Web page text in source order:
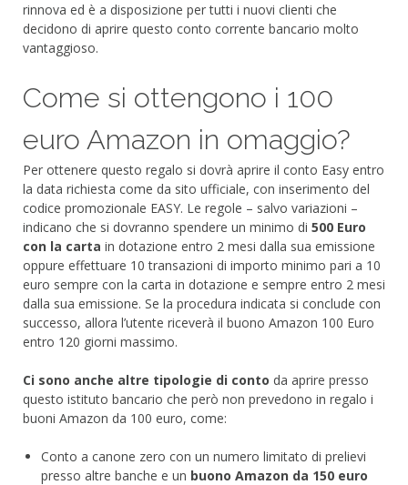
rinnova ed è a disposizione per tutti i nuovi clienti che
decidono di aprire questo conto corrente bancario molto
vantaggioso.
Come si ottengono i 100
euro Amazon in omaggio?
Per ottenere questo regalo si dovrà aprire il conto Easy entro
la data richiesta come da sito ufficiale, con inserimento del
codice promozionale EASY. Le regole – salvo variazioni –
indicano che si dovranno spendere un minimo di 500 Euro
con la carta in dotazione entro 2 mesi dalla sua emissione
oppure effettuare 10 transazioni di importo minimo pari a 10
euro sempre con la carta in dotazione e sempre entro 2 mesi
dalla sua emissione. Se la procedura indicata si conclude con
successo, allora l’utente riceverà il buono Amazon 100 Euro
entro 120 giorni massimo.
Ci sono anche altre tipologie di conto da aprire presso
questo istituto bancario che però non prevedono in regalo i
buoni Amazon da 100 euro, come:
Conto a canone zero con un numero limitato di prelievi
presso altre banche e un buono Amazon da 150 euro